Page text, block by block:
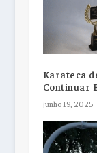
Karateca
Continuar
junho 19, 2025